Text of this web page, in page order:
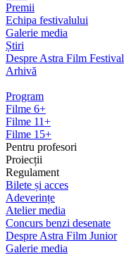
Premii
Echipa festivalului
Galerie media
Știri
Despre Astra Film Festival
Arhivă
Program
Filme 6+
Filme 11+
Filme 15+
Pentru profesori
Proiecții
Regulament
Bilete și acces
Adeverințe
Atelier media
Concurs benzi desenate
Despre Astra Film Junior
Galerie media